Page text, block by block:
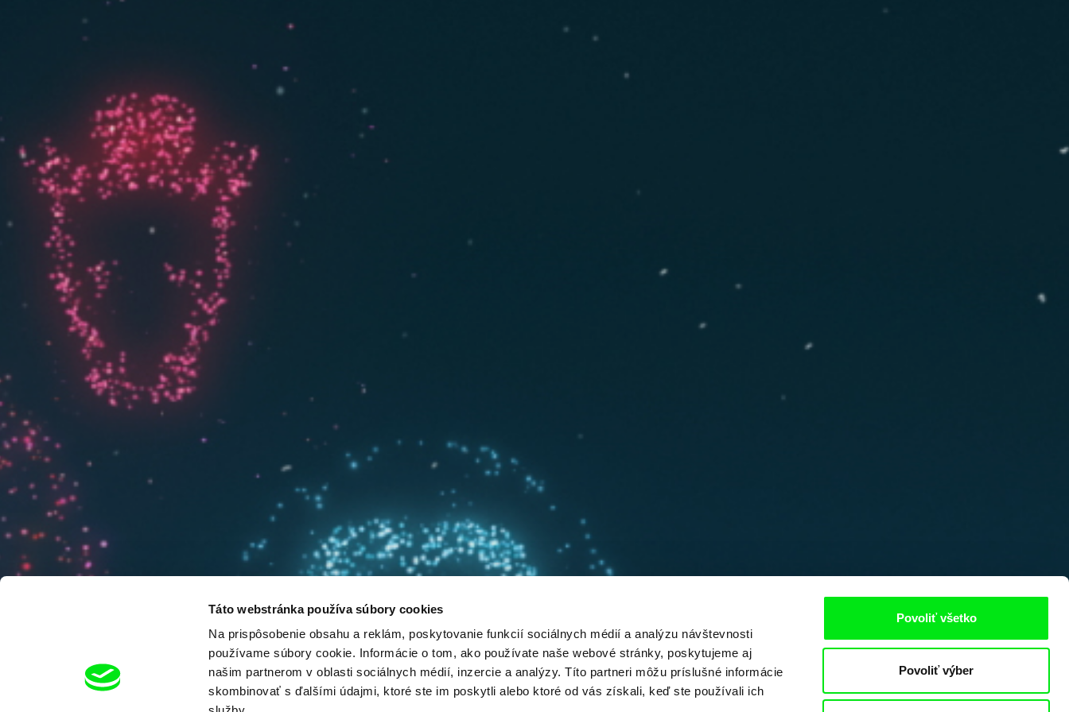
Táto webstránka používa súbory cookies
Na prispôsobenie obsahu a reklám, poskytovanie funkcií sociálnych médií a analýzu návštevnosti
používame súbory cookie. Informácie o tom, ako používate naše webové stránky, poskytujeme aj
našim partnerom v oblasti sociálnych médií, inzercie a analýzy. Títo partneri môžu príslušné informácie
skombinovať s ďalšími údajmi, ktoré ste im poskytli alebo ktoré od vás získali, keď ste používali ich
Povoliť všetko
Povoliť výber